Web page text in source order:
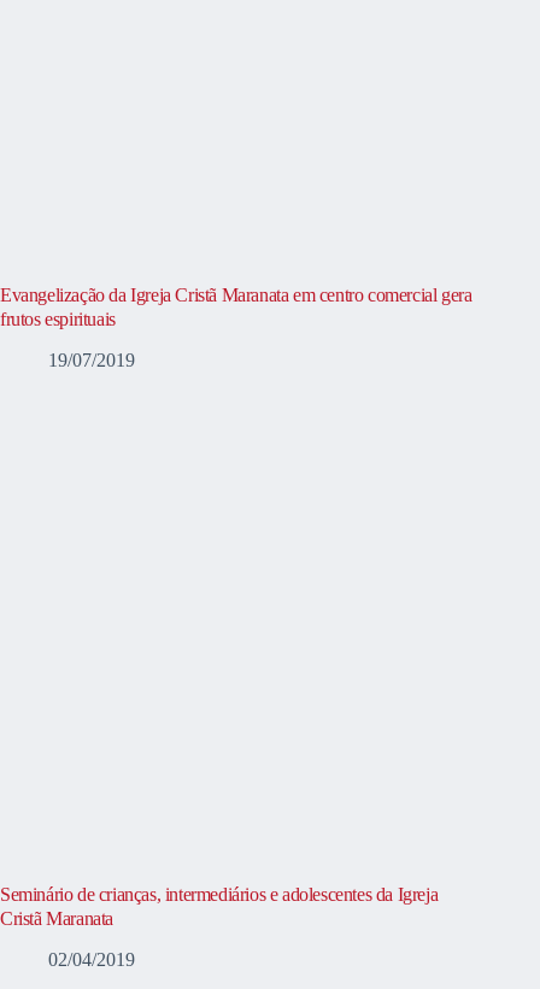
Evangelização da Igreja Cristã Maranata em centro comercial gera
frutos espirituais
19/07/2019
Seminário de crianças, intermediários e adolescentes da Igreja
Cristã Maranata
02/04/2019